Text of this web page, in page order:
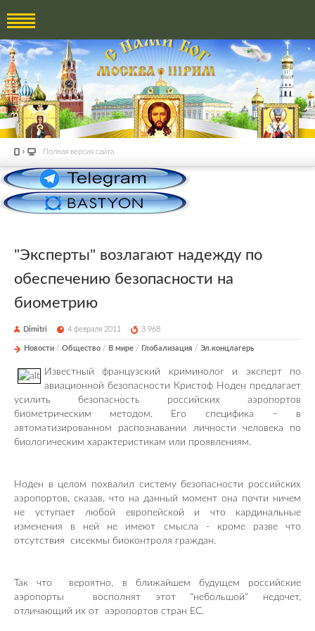
Полная версия сайта
"Эксперты" возлагают надежду по
обеспечению безопасности на
биометрию
Dimitri 4 февраля 2011 3 968
Новости / Общество / В мире / Глобализация / Эл.концлагерь
Известный французский криминолог и эксперт по
авиационной безопасности Кристоф Ноден предлагает
усилить безопасность российских аэропортов
биометрическим методом. Его специфика – в
автоматизированном распознавании личности человека по
биологическим характеристикам или проявлениям.
Ноден в целом похвалил систему безопасности российских
аэропортов, сказав, что на данный момент она почти ничем
не уступает любой европейской и что кардинальные
изменения в ней не имеют смысла - кроме разве что
отсутствия сисекмы биоконтроля граждан.
Так что вероятно, в ближайшем будущем российские
аэропорты восполнят этот "небольшой" недочет,
отличающий их от аэропортов стран ЕС.